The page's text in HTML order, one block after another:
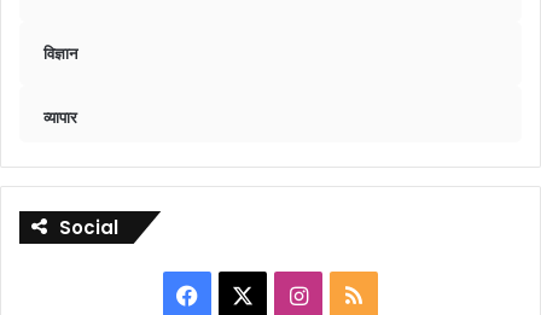
विज्ञान
व्यापार
Social
Facebook Instagram
RSS